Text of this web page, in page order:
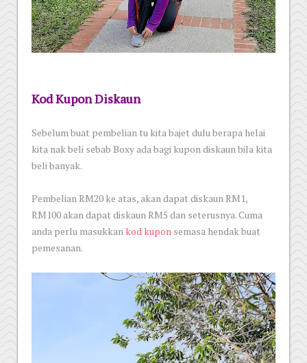
Kod Kupon Diskaun
Sebelum buat pembelian tu kita bajet dulu berapa helai
kita nak beli sebab Boxy ada bagi kupon diskaun bila kita
beli banyak.
Pembelian RM20 ke atas, akan dapat diskaun RM1,
RM100 akan dapat diskaun RM5 dan seterusnya. Cuma
anda perlu masukkan kod kupon semasa hendak buat
pemesanan.